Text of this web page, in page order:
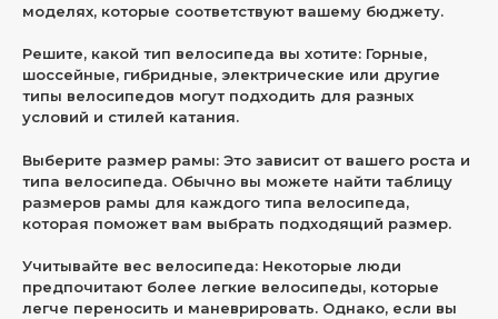
моделях, которые соответствуют вашему бюджету.
Решите, какой тип велосипеда вы хотите: Горные,
шоссейные, гибридные, электрические или другие
типы велосипедов могут подходить для разных
условий и стилей катания.
Выберите размер рамы: Это зависит от вашего роста и
типа велосипеда. Обычно вы можете найти таблицу
размеров рамы для каждого типа велосипеда,
которая поможет вам выбрать подходящий размер.
Учитывайте вес велосипеда: Некоторые люди
предпочитают более легкие велосипеды, которые
легче переносить и маневрировать. Однако, если вы